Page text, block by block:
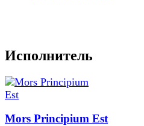
Исполнитель
Mors Principium Est